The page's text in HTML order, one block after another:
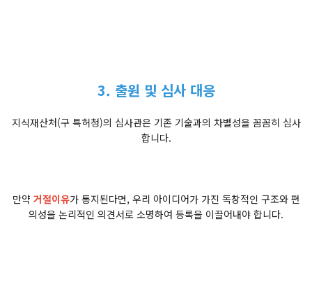
3. 출원 및 심사 대응
지식재산처(구 특허청)의 심사관은 기존 기술과의 차별성을 꼼꼼히 심사
합니다.
만약 거절이유가 통지된다면, 우리 아이디어가 가진 독창적인 구조와 편
의성을 논리적인 의견서로 소명하여 등록을 이끌어내야 합니다.